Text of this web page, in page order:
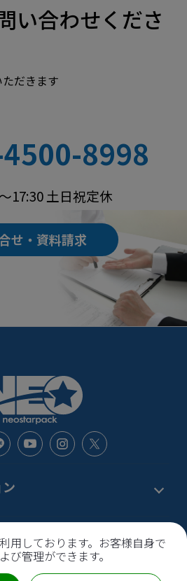
い合わせくださ
だきます
8998
17:30 土日祝定休
せ・資料請求
東京都足立区中川1-6-9
用しております。お客様自身で
び管理ができます。